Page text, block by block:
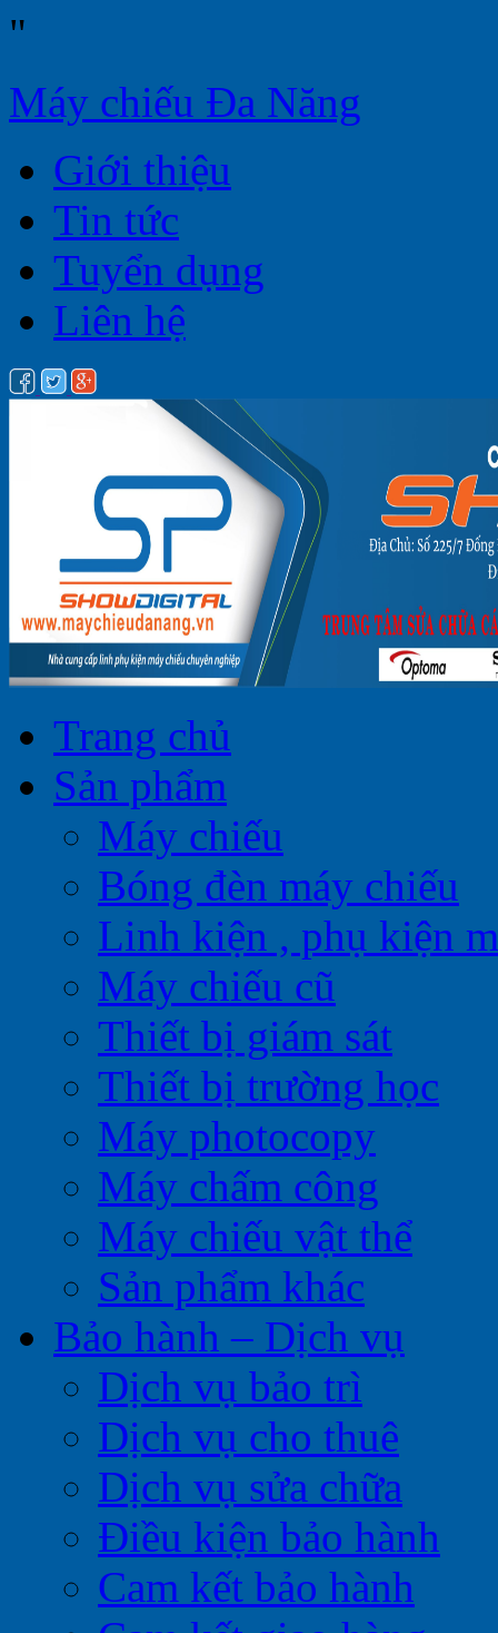
"
Máy chiếu Đa Năng
Giới thiệu
Tin tức
Tuyển dụng
Liên hệ
Trang chủ
Sản phẩm
Máy chiếu
Bóng đèn máy chiếu
Linh kiện , phụ kiện
Máy chiếu cũ
Thiết bị giám sát
Thiết bị trường học
Máy photocopy
Máy chấm công
Máy chiếu vật thể
Sản phẩm khác
Bảo hành – Dịch vụ
Dịch vụ bảo trì
Dịch vụ cho thuê
Dịch vụ sửa chữa
Điều kiện bảo hành
Cam kết bảo hành